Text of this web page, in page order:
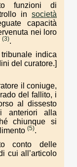
funzioni di
in società
capacità
nei loro
(3).
indica
del curatore.]
il coniuge,
del fallito, i
al dissesto
anteriori alla
chiunque si
(5).
conto delle
cui all’articolo